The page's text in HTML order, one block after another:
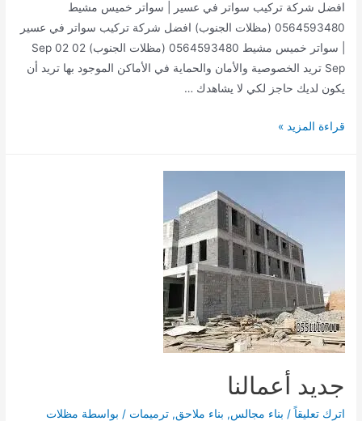
افضل شركة تركيب سواتر في عسير | سواتر خميس مشيط
0564593480 (مظلات الجنوب) افضل شركة تركيب سواتر في عسير
| سواتر خميس مشيط 0564593480 (مظلات الجنوب) 02 Sep 02
Sep تريد الخصوصية والأمان والحماية في الأماكن الموجود بها تريد أن
يكون لديك حاجز لكي لا يشاهدك …
مقاولات
قراءة المزيد »
جديد أعمالنا
اترك تعليقاً / بناء مجالس, بناء ملاحق,ترميمات / بواسطة مظلات